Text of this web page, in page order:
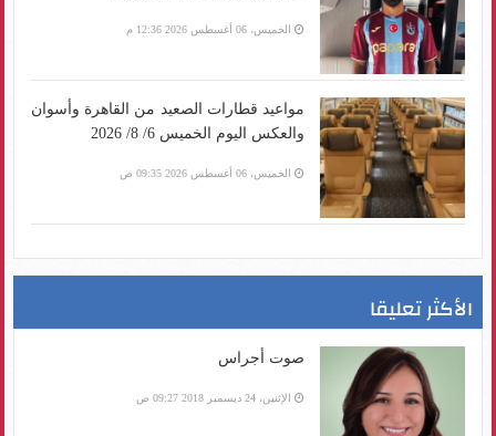
الخميس، 06 أغسطس 2026 12:36 م
مواعيد قطارات الصعيد من القاهرة وأسوان
والعكس اليوم الخميس 6/ 8/ 2026
الخميس، 06 أغسطس 2026 09:35 ص
الأكثر تعليقا
صوت أجراس
الإثنين، 24 ديسمبر 2018 09:27 ص